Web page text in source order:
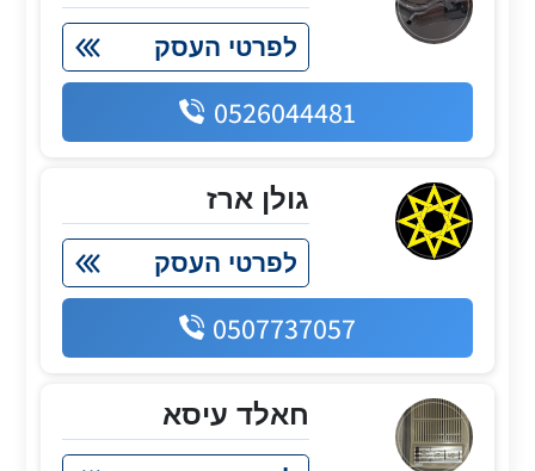
לפרטי העסק
0526044481
גולן ארז
לפרטי העסק
0507737057
חאלד עיסא